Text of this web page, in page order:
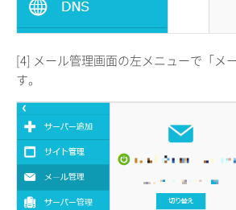
[4] メール管理画面の左メニューで「メ
す。